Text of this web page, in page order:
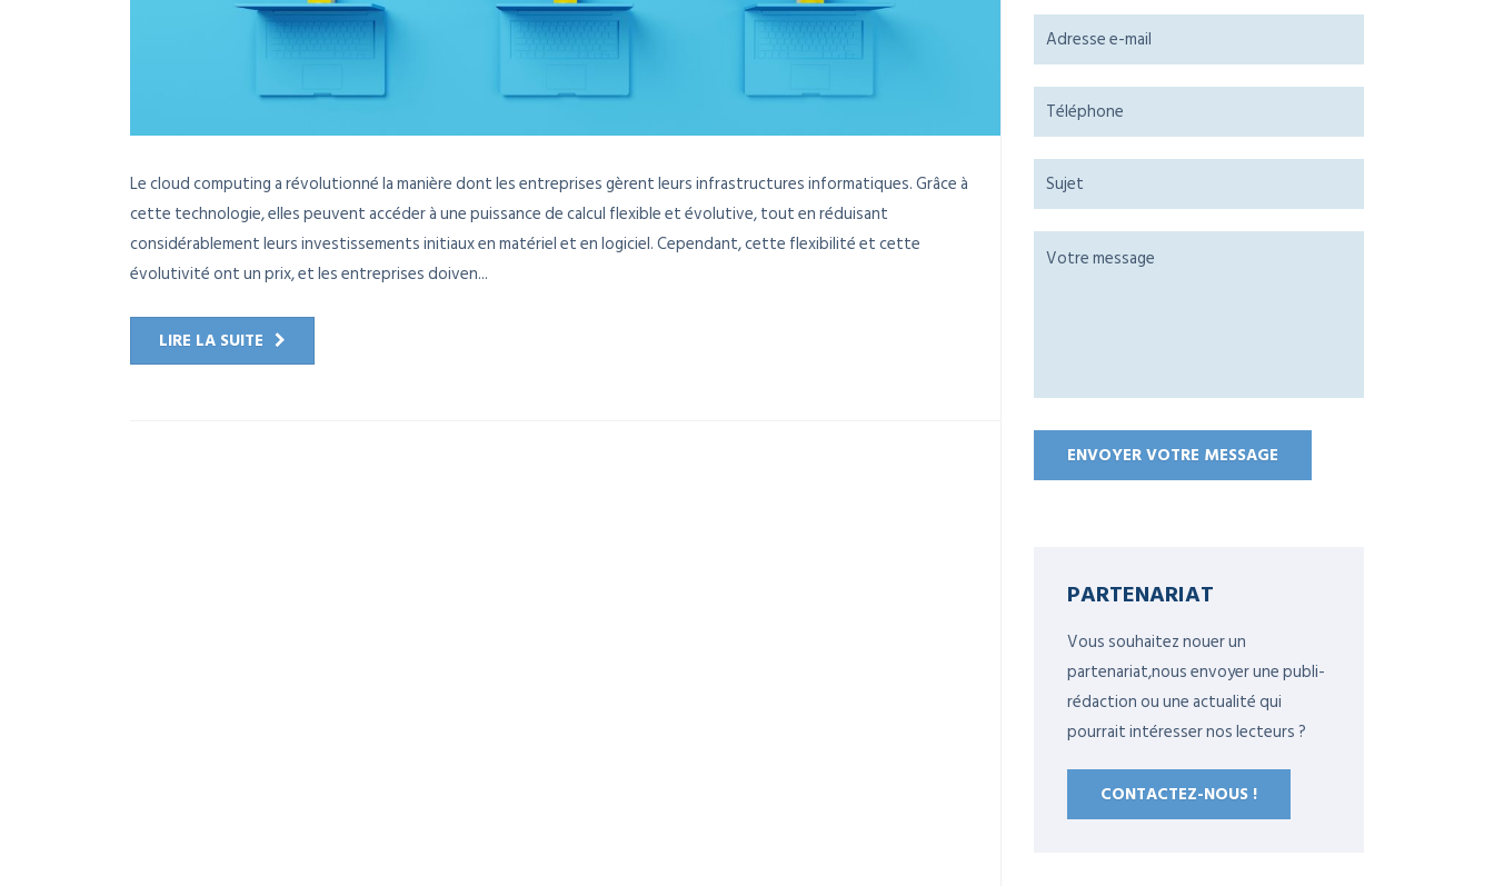
Le cloud computing a révolutionné la manière dont les entreprises gèrent leurs infrastructures informatiques. Grâce à
cette technologie, elles peuvent accéder à une puissance de calcul flexible et évolutive, tout en réduisant
considérablement leurs investissements initiaux en matériel et en logiciel. Cependant, cette flexibilité et cette
évolutivité ont un prix, et les entreprises doiven...
LIRE LA SUITE
PARTENARIAT
Vous souhaitez nouer un
partenariat,nous envoyer une publi-
rédaction ou une actualité qui
pourrait intéresser nos lecteurs ?
CONTACTEZ-NOUS !